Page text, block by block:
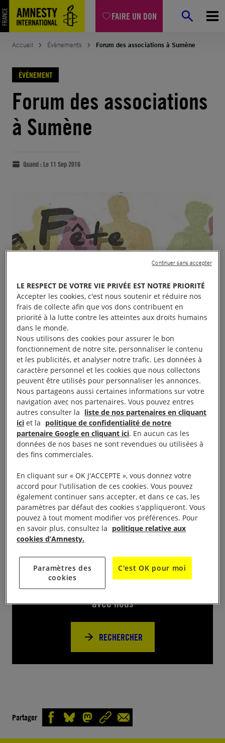
FAIRE UN DON
Accueil Évènements Forum des associations à Sumène
ÉVÈNEMENT
Forum des associations
à Sumène
Quand : Le 11 Sep 2016
Le groupe Amnesty International Sud-Cévennes fait
sa rentrée et vous convie à venir rencontrer ses
dimanche 11 septembre toute la journéeau forum des
associations à Sumène
Près de chez vous
Trouvez d’autres événements pour agir
avec nous
RECHERCHER
Partager
LE RESPECT DE VOTRE VIE PRIVÉE EST NOTRE PRIORITÉ
Accepter les cookies, c'est nous soutenir et réduire nos
frais de collecte afin que vos dons contribuent en
priorité à la lutte contre les atteintes aux droits humains
dans le monde.
Nous utilisons des cookies pour assurer le bon
fonctionnement de notre site, personnaliser le contenu
et les publicités, et analyser notre trafic. Les données à
caractère personnel et les cookies que nous collectons
peuvent être utilisés pour personnaliser les annonces.
Nous partageons aussi certaines informations sur votre
navigation avec nos partenaires. Vous pouvez entres
autres consulter la liste de nos partenaires en cliquant
ici et la politique de confidentialité de notre
partenaire Google en cliquant ici. En aucun cas les
données de nos bases ne sont revendues ou utilisées à
des fins commerciales.
En cliquant sur « OK J'ACCEPTE », vous donnez votre
accord pour l'utilisation de ces cookies. Vous pouvez
également continuer sans accepter, et dans ce cas, les
paramètres par défaut des cookies s'appliqueront. Vous
pouvez à tout moment modifier vos préférences. Pour
en savoir plus, consultez la politique relative aux
cookies d’Amnesty.
Paramètres des
cookies
C'est OK pour moi
Continuer sans accepter